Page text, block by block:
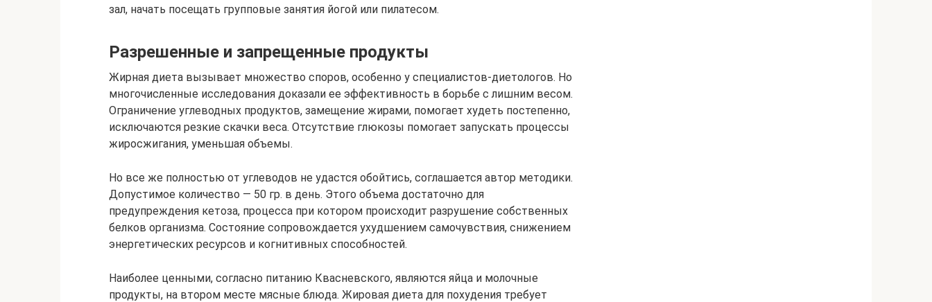
зал, начать посещать групповые занятия йогой или пилатесом.
Разрешенные и запрещенные продукты
Жирная диета вызывает множество споров, особенно у специалистов-диетологов. Но
многочисленные исследования доказали ее эффективность в борьбе с лишним весом.
Ограничение углеводных продуктов, замещение жирами, помогает худеть постепенно,
исключаются резкие скачки веса. Отсутствие глюкозы помогает запускать процессы
жиросжигания, уменьшая объемы.
Но все же полностью от углеводов не удастся обойтись, соглашается автор методики.
Допустимое количество — 50 гр. в день. Этого объема достаточно для
предупреждения кетоза, процесса при котором происходит разрушение собственных
белков организма. Состояние сопровождается ухудшением самочувствия, снижением
энергетических ресурсов и когнитивных способностей.
Наиболее ценными, согласно питанию Квасневского, являются яйца и молочные
продукты, на втором месте мясные блюда. Жировая диета для похудения требует